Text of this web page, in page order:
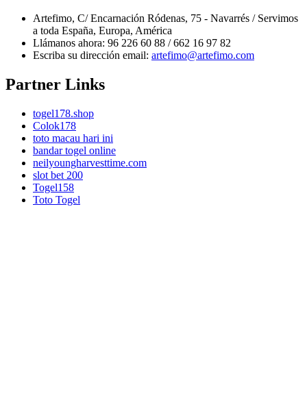
Artefimo, C/ Encarnación Ródenas, 75 - Navarrés / Servimos
a toda España, Europa, América
Llámanos ahora: 96 226 60 88 / 662 16 97 82
Escriba su dirección email: artefimo@artefimo.com
Partner Links
togel178.shop
Colok178
toto macau hari ini
bandar togel online
neilyoungharvesttime.com
slot bet 200
Togel158
Toto Togel